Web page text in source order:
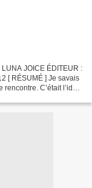
JOICE ÉDITEUR :
[ RÉSUMÉ ] Je savais
C’était l’idée